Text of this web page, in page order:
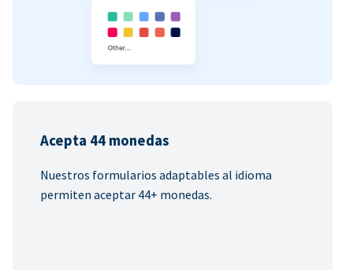
Acepta 44 monedas
Nuestros formularios adaptables al idioma
permiten aceptar 44+ monedas.